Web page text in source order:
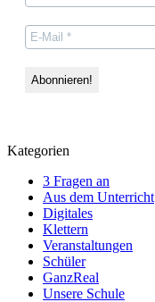
Kategorien
3 Fragen an
Aus dem Unterricht
Digitales
Klettern
Veranstaltungen
Schüler
GanzReal
Unsere Schule